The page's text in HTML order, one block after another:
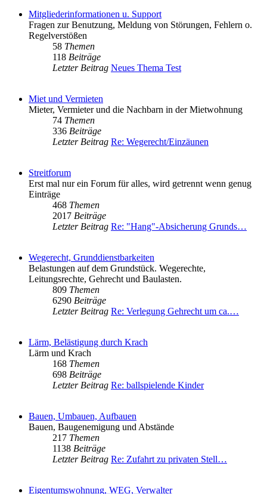
Mitgliederinformationen u. Support
Fragen zur Benutzung, Meldung von Störungen, Fehlern o.
Regelverstößen
58 Themen
118 Beiträge
Letzter Beitrag Neues Thema Test
Miet und Vermieten
Mieter, Vermieter und die Nachbarn in der Mietwohnung
74 Themen
336 Beiträge
Letzter Beitrag Re: Wegerecht/Einzäunen
Streitforum
Erst mal nur ein Forum für alles, wird getrennt wenn genug
Einträge
468 Themen
2017 Beiträge
Letzter Beitrag Re: "Hang"-Absicherung Grunds…
Wegerecht, Grunddienstbarkeiten
Belastungen auf dem Grundstück. Wegerechte,
Leitungsrechte, Gehrecht und Baulasten.
809 Themen
6290 Beiträge
Letzter Beitrag Re: Verlegung Gehrecht um ca.…
Lärm, Belästigung durch Krach
Lärm und Krach
168 Themen
698 Beiträge
Letzter Beitrag Re: ballspielende Kinder
Bauen, Umbauen, Aufbauen
Bauen, Baugenemigung und Abstände
217 Themen
1138 Beiträge
Letzter Beitrag Re: Zufahrt zu privaten Stell…
Eigentumswohnung, WEG, Verwalter